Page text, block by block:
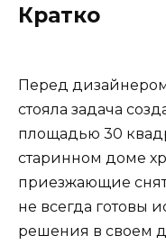
Кратко
Перед
стояла задача
площадью 30
старинном доме
приезжающие
не всегда готовы
решения в своем